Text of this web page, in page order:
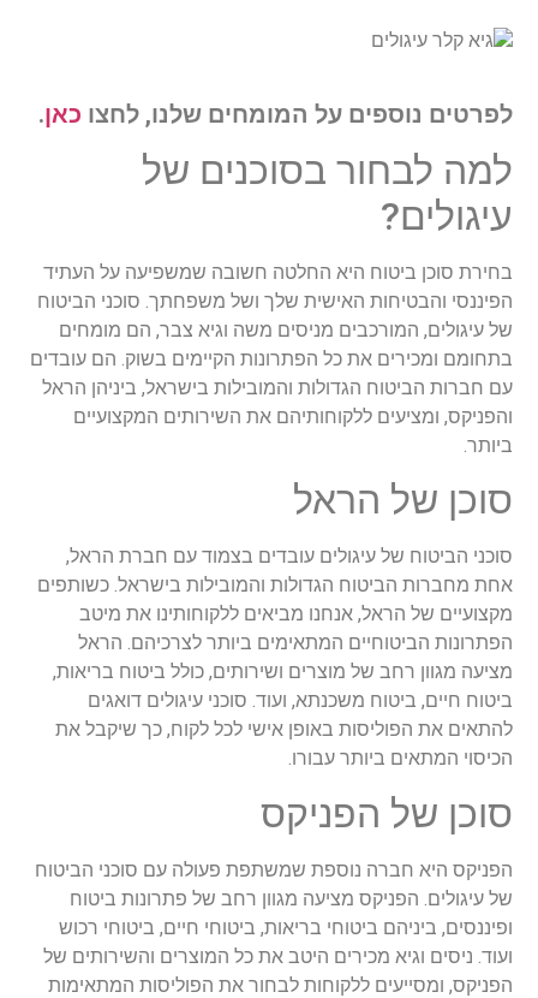
לפרטים נוספים על המומחים שלנו, לחצו כאן.
למה לבחור בסוכנים של
עיגולים?
בחירת סוכן ביטוח היא החלטה חשובה שמשפיעה על העתיד
הפיננסי והבטיחות האישית שלך ושל משפחתך. סוכני הביטוח
של עיגולים, המורכבים מניסים משה וגיא צבר, הם מומחים
בתחומם ומכירים את כל הפתרונות הקיימים בשוק. הם עובדים
עם חברות הביטוח הגדולות והמובילות בישראל, ביניהן הראל
והפניקס, ומציעים ללקוחותיהם את השירותים המקצועיים
ביותר.
סוכן של הראל
סוכני הביטוח של עיגולים עובדים בצמוד עם חברת הראל,
אחת מחברות הביטוח הגדולות והמובילות בישראל. כשותפים
מקצועיים של הראל, אנחנו מביאים ללקוחותינו את מיטב
הפתרונות הביטוחיים המתאימים ביותר לצרכיהם. הראל
מציעה מגוון רחב של מוצרים ושירותים, כולל ביטוח בריאות,
ביטוח חיים, ביטוח משכנתא, ועוד. סוכני עיגולים דואגים
להתאים את הפוליסות באופן אישי לכל לקוח, כך שיקבל את
הכיסוי המתאים ביותר עבורו.
סוכן של הפניקס
הפניקס היא חברה נוספת שמשתפת פעולה עם סוכני הביטוח
של עיגולים. הפניקס מציעה מגוון רחב של פתרונות ביטוח
ופיננסים, ביניהם ביטוחי בריאות, ביטוחי חיים, ביטוחי רכוש
ועוד. ניסים וגיא מכירים היטב את כל המוצרים והשירותים של
הפניקס, ומסייעים ללקוחות לבחור את הפוליסות המתאימות